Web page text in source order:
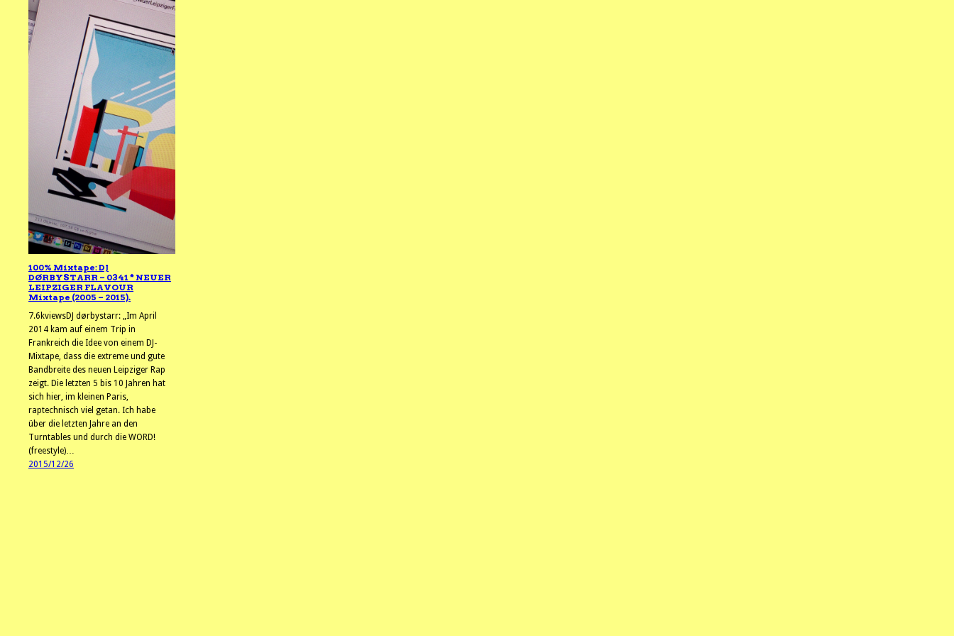
100% Mixtape: DJ
DØRBYSTARR – 0341 * NEUER
LEIPZIGER FLAVOUR
Mixtape (2005 – 2015).
7.6kviewsDJ dørbystarr: „Im April
2014 kam auf einem Trip in
Frankreich die Idee von einem DJ-
Mixtape, dass die extreme und gute
Bandbreite des neuen Leipziger Rap
zeigt. Die letzten 5 bis 10 Jahren hat
sich hier, im kleinen Paris,
raptechnisch viel getan. Ich habe
über die letzten Jahre an den
Turntables und durch die WORD!
(freestyle)…
2015/12/26